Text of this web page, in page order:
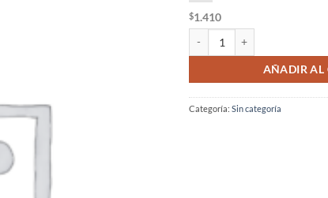
$1.410
AÑADIR AL
Categoría: Sin categoría